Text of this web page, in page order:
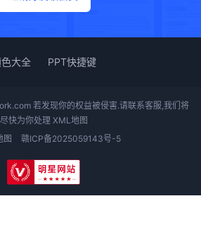
大全 PPT快捷键
若发现你的权益被侵害.请联系客服,我们将
尽快为你处理 XML地图
图
赣ICP备2025059143号-5